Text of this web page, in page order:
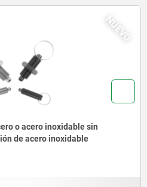
Pernos de
anilla de